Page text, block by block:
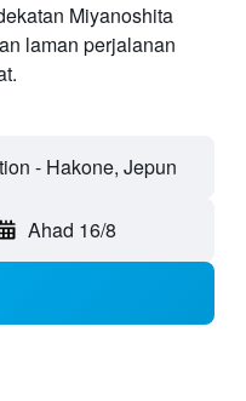
Miyanoshita
laman perjalanan
- Hakone, Jepun
Ahad 16/8